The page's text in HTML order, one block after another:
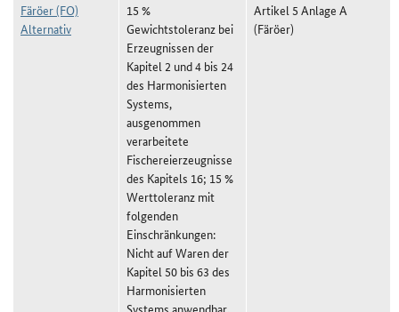
Färöer (FO)
Alternativ
15 %
Gewichtstoleranz bei
Erzeugnissen der
Kapitel 2 und 4 bis 24
des Harmonisierten
Systems,
ausgenommen
verarbeitete
Fischereierzeugnisse
des Kapitels 16; 15 %
Werttoleranz mit
folgenden
Einschränkungen:
Nicht auf Waren der
Kapitel 50 bis 63 des
Harmonisierten
Systems anwendbar.
Artikel 5 Anlage A
(Färöer)